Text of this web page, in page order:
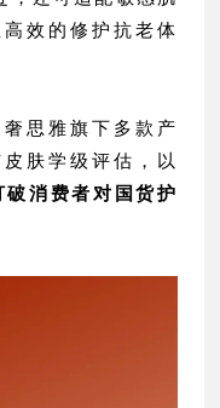
效的修护抗老体
思雅旗下多款产
肤学级评估，以
破消费者对国货护